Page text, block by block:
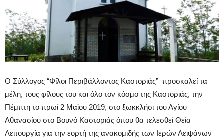
Ο Σύλλογος “Φίλοι Περιβάλλοντος Καστοριάς” προσκαλεί τα
μέλη, τους φίλους του και όλο τον κόσμο της Καστοριάς, την
Πέμπτη το πρωί 2 Μαΐου 2019, στο ξωκκλήσι του Αγίου
Αθανασίου στο Βουνό Καστοριάς όπου θα τελεσθεί Θεία
Λειτουργία για την εορτή της ανακομιδής των Ιερών Λειψάνων